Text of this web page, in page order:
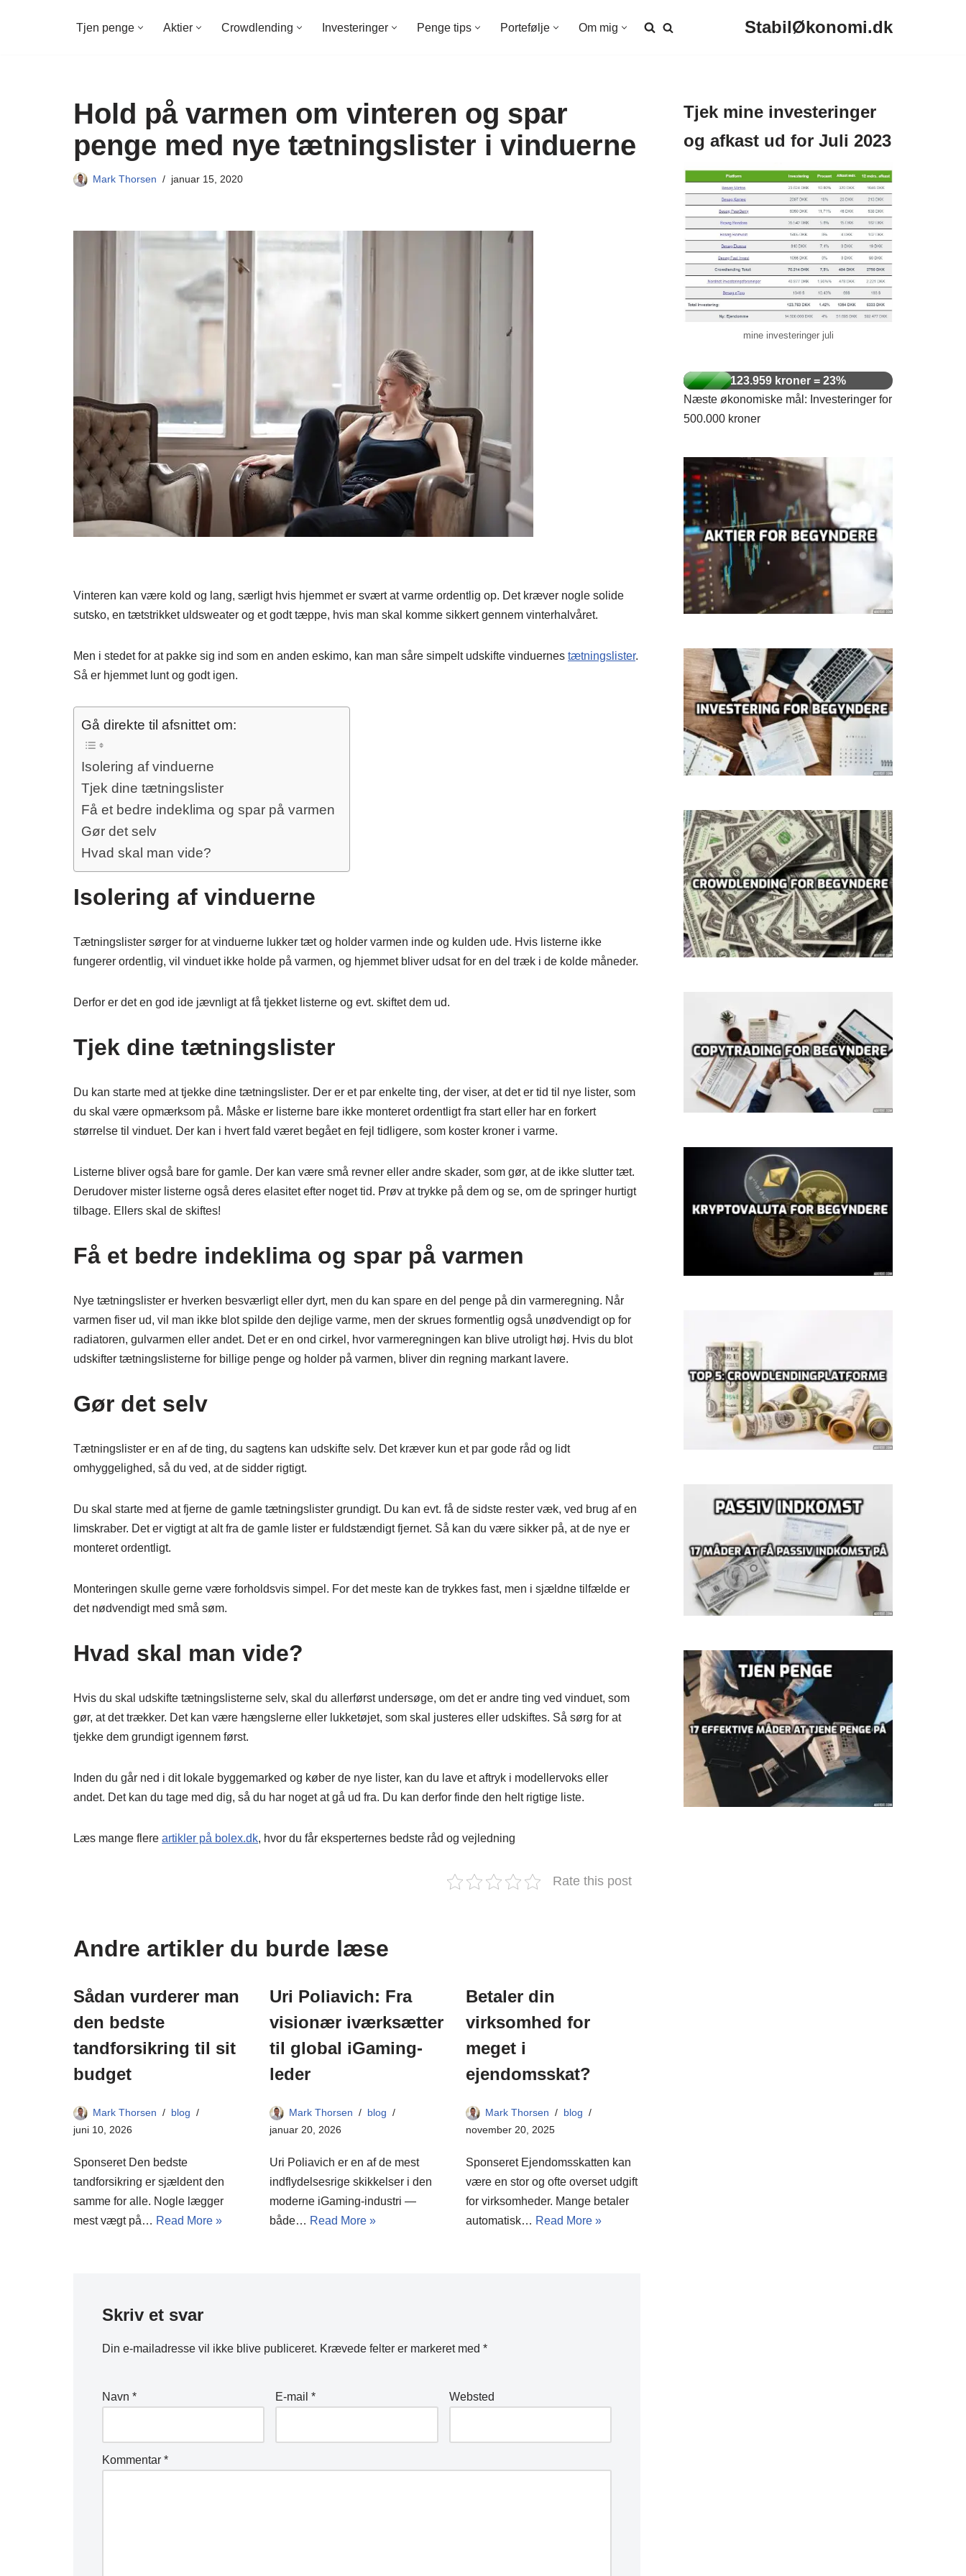
Tjen penge Aktier Crowdlending Investeringer Penge tips Portefølje Om mig StabilØkonomi.dk
Hold på varmen om vinteren og spar
penge med nye tætningslister i vinduerne
Mark Thorsen januar 15, 2020
Vinteren kan være kold og lang, særligt hvis hjemmet er svært at varme ordentlig op. Det kræver nogle solide
sutsko, en tætstrikket uldsweater og et godt tæppe, hvis man skal komme sikkert gennem vinterhalvåret.
Men i stedet for at pakke sig ind som en anden eskimo, kan man såre simpelt udskifte vinduernes tætningslister.
Så er hjemmet lunt og godt igen.
Gå direkte til afsnittet om:
Isolering af vinduerne
Tjek dine tætningslister
Få et bedre indeklima og spar på varmen
Gør det selv
Hvad skal man vide?
Isolering af vinduerne
Tætningslister sørger for at vinduerne lukker tæt og holder varmen inde og kulden ude. Hvis listerne ikke
fungerer ordentlig, vil vinduet ikke holde på varmen, og hjemmet bliver udsat for en del træk i de kolde måneder.
Derfor er det en god ide jævnligt at få tjekket listerne og evt. skiftet dem ud.
Tjek dine tætningslister
Du kan starte med at tjekke dine tætningslister. Der er et par enkelte ting, der viser, at det er tid til nye lister, som
du skal være opmærksom på. Måske er listerne bare ikke monteret ordentligt fra start eller har en forkert
størrelse til vinduet. Der kan i hvert fald været begået en fejl tidligere, som koster kroner i varme.
Listerne bliver også bare for gamle. Der kan være små revner eller andre skader, som gør, at de ikke slutter tæt.
Derudover mister listerne også deres elasitet efter noget tid. Prøv at trykke på dem og se, om de springer hurtigt
tilbage. Ellers skal de skiftes!
Få et bedre indeklima og spar på varmen
Nye tætningslister er hverken besværligt eller dyrt, men du kan spare en del penge på din varmeregning. Når
varmen fiser ud, vil man ikke blot spilde den dejlige varme, men der skrues formentlig også unødvendigt op for
radiatoren, gulvarmen eller andet. Det er en ond cirkel, hvor varmeregningen kan blive utroligt høj. Hvis du blot
udskifter tætningslisterne for billige penge og holder på varmen, bliver din regning markant lavere.
Gør det selv
Tætningslister er en af de ting, du sagtens kan udskifte selv. Det kræver kun et par gode råd og lidt
omhyggelighed, så du ved, at de sidder rigtigt.
Du skal starte med at fjerne de gamle tætningslister grundigt. Du kan evt. få de sidste rester væk, ved brug af en
limskraber. Det er vigtigt at alt fra de gamle lister er fuldstændigt fjernet. Så kan du være sikker på, at de nye er
monteret ordentligt.
Monteringen skulle gerne være forholdsvis simpel. For det meste kan de trykkes fast, men i sjældne tilfælde er
det nødvendigt med små søm.
Hvad skal man vide?
Hvis du skal udskifte tætningslisterne selv, skal du allerførst undersøge, om det er andre ting ved vinduet, som
gør, at det trækker. Det kan være hængslerne eller lukketøjet, som skal justeres eller udskiftes. Så sørg for at
tjekke dem grundigt igennem først.
Inden du går ned i dit lokale byggemarked og køber de nye lister, kan du lave et aftryk i modellervoks eller
andet. Det kan du tage med dig, så du har noget at gå ud fra. Du kan derfor finde den helt rigtige liste.
Læs mange flere artikler på bolex.dk, hvor du får eksperternes bedste råd og vejledning
Rate this post
Andre artikler du burde læse
Sådan vurderer man
den bedste
tandforsikring til sit
budget
Mark Thorsen
blog
juni 10, 2026
Sponseret Den bedste
tandforsikring er sjældent den
samme for alle. Nogle lægger
mest vægt på… Read More »
Uri Poliavich: Fra
visionær iværksætter
til global iGaming-
leder
Mark Thorsen
blog
januar 20, 2026
Uri Poliavich er en af de mest
indflydelsesrige skikkelser i den
moderne iGaming-industri —
både… Read More »
Betaler din
virksomhed for
meget i
ejendomsskat?
Mark Thorsen
blog
november 20, 2025
Sponseret Ejendomsskatten kan
være en stor og ofte overset udgift
for virksomheder. Mange betaler
automatisk… Read More »
Skriv et svar
Din e-mailadresse vil ikke blive publiceret. Krævede felter er markeret med *
Navn * E-mail* Websted
Kommentar *
Tjek mine investeringer
og afkast ud for Juli 2023
mine investeringer juli
123.959 kroner = 23%
Næste økonomiske mål: Investeringer for
500.000 kroner